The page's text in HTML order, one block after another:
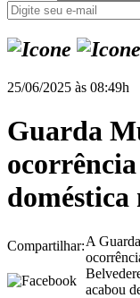
25/06/2025 às 08:49h
Guarda
Compartilhar:A
acabou